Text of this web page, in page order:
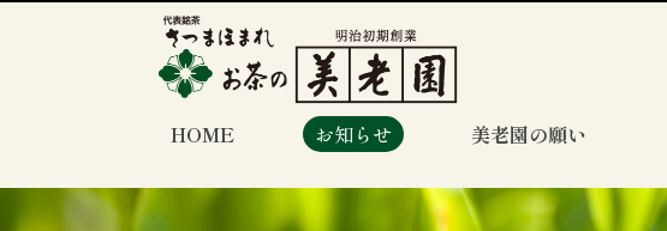
HOME お知らせ 美老園の願い